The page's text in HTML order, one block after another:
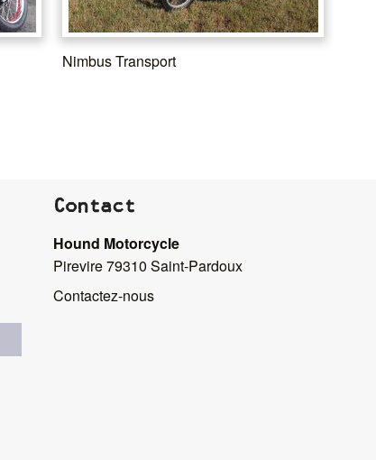
Nimbus Transport
Contact
Hound Motorcycle
Pirevire 79310 Saint-Pardoux
Contactez-nous